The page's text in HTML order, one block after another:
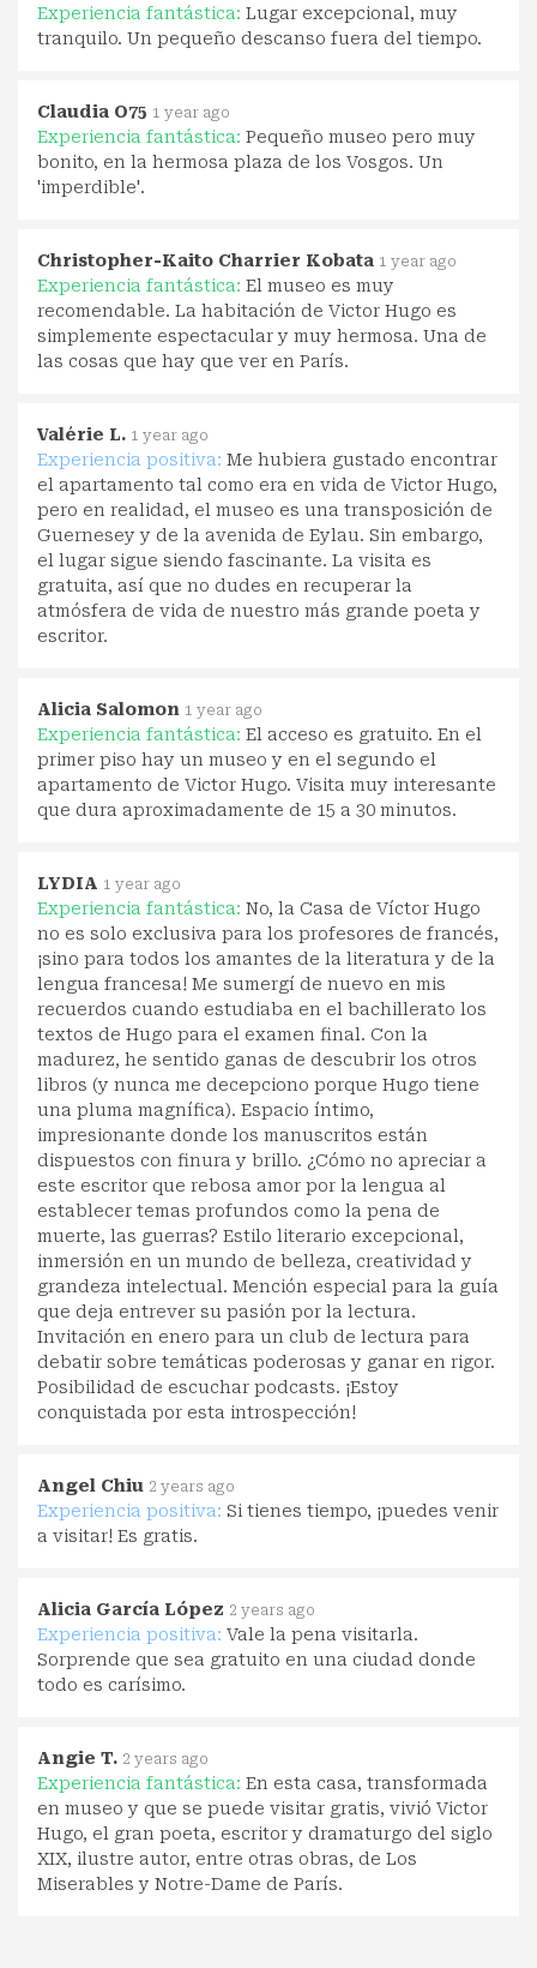
Experiencia fantástica: Lugar excepcional, muy
tranquilo. Un pequeño descanso fuera del tiempo.
Claudia O75 1 year ago
Experiencia fantástica: Pequeño museo pero muy
bonito, en la hermosa plaza de los Vosgos. Un
'imperdible'.
Christopher-Kaito Charrier Kobata 1 year ago
Experiencia fantástica: El museo es muy
recomendable. La habitación de Victor Hugo es
simplemente espectacular y muy hermosa. Una de
las cosas que hay que ver en París.
Valérie L. 1 year ago
Experiencia positiva: Me hubiera gustado encontrar
el apartamento tal como era en vida de Victor Hugo,
pero en realidad, el museo es una transposición de
Guernesey y de la avenida de Eylau. Sin embargo,
el lugar sigue siendo fascinante. La visita es
gratuita, así que no dudes en recuperar la
atmósfera de vida de nuestro más grande poeta y
escritor.
Alicia Salomon 1 year ago
Experiencia fantástica: El acceso es gratuito. En el
primer piso hay un museo y en el segundo el
apartamento de Victor Hugo. Visita muy interesante
que dura aproximadamente de 15 a 30 minutos.
LYDIA 1 year ago
Experiencia fantástica: No, la Casa de Víctor Hugo
no es solo exclusiva para los profesores de francés,
¡sino para todos los amantes de la literatura y de la
lengua francesa! Me sumergí de nuevo en mis
recuerdos cuando estudiaba en el bachillerato los
textos de Hugo para el examen final. Con la
madurez, he sentido ganas de descubrir los otros
libros (y nunca me decepciono porque Hugo tiene
una pluma magnífica). Espacio íntimo,
impresionante donde los manuscritos están
dispuestos con finura y brillo. ¿Cómo no apreciar a
este escritor que rebosa amor por la lengua al
establecer temas profundos como la pena de
muerte, las guerras? Estilo literario excepcional,
inmersión en un mundo de belleza, creatividad y
grandeza intelectual. Mención especial para la guía
que deja entrever su pasión por la lectura.
Invitación en enero para un club de lectura para
debatir sobre temáticas poderosas y ganar en rigor.
Posibilidad de escuchar podcasts. ¡Estoy
conquistada por esta introspección!
Angel Chiu 2 years ago
Experiencia positiva: Si tienes tiempo, ¡puedes venir
a visitar! Es gratis.
Alicia García López 2 years ago
Experiencia positiva: Vale la pena visitarla.
Sorprende que sea gratuito en una ciudad donde
todo es carísimo.
Angie T. 2 years ago
Experiencia fantástica: En esta casa, transformada
en museo y que se puede visitar gratis, vivió Victor
Hugo, el gran poeta, escritor y dramaturgo del siglo
XIX, ilustre autor, entre otras obras, de Los
Miserables y Notre-Dame de París.